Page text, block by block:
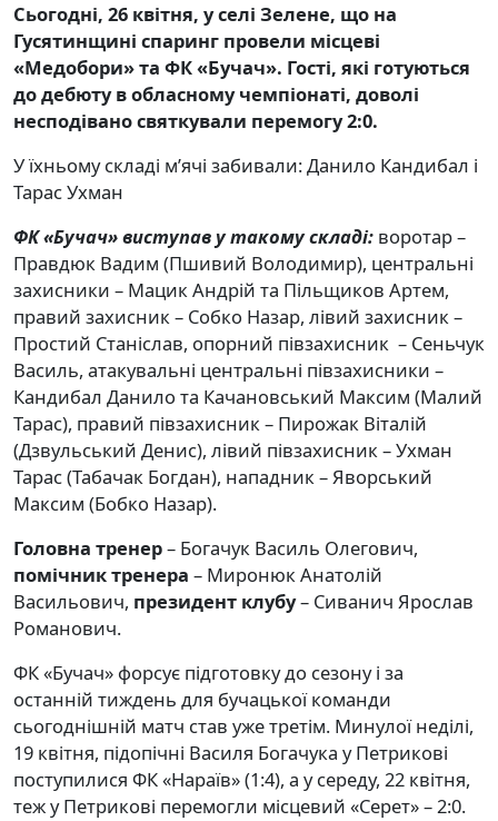
Сьогодні, 26 квітня, у селі Зелене, що на
Гусятинщині спаринг провели місцеві
«Медобори» та ФК «Бучач». Гості, які готуються
до дебюту в обласному чемпіонаті, доволі
несподівано святкували перемогу 2:0.
У їхньому складі м’ячі забивали: Данило Кандибал і
Тарас Ухман
ФК «Бучач» виступав у такому складі: воротар –
Правдюк Вадим (Пшивий Володимир), центральні
захисники – Мацик Андрій та Пільщиков Артем,
правий захисник – Собко Назар, лівий захисник –
Простий Станіслав, опорний півзахисник – Сеньчук
Василь, атакувальні центральні півзахисники –
Кандибал Данило та Качановський Максим (Малий
Тарас), правий півзахисник – Пирожак Віталій
(Дзвульський Денис), лівий півзахисник – Ухман
Тарас (Табачак Богдан), нападник – Яворський
Максим (Бобко Назар).
Головна тренер– Богачук Василь Олегович,
помічник тренера – Миронюк Анатолій
Васильович, президент клубу– Сиванич Ярослав
Романович.
ФК «Бучач» форсує підготовку до сезону і за
останній тиждень для бучацької команди
сьогоднішній матч став уже третім. Минулої неділі,
19 квітня, підопічні Василя Богачука у Петрикові
поступилися ФК «Нараїв» (1:4), а у середу, 22 квітня,
теж у Петрикові перемогли місцевий «Серет» – 2:0.